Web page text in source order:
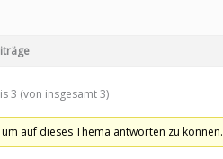
3 (von insgesamt 3)
auf dieses Thema antworten zu können.